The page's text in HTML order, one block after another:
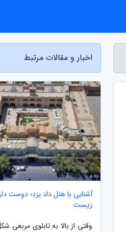
اخبار و مقالات مرتبط
آشنایی با هتل داد یزد؛ دوست
زیست
وقتی از بالا به تابلوی مربعی